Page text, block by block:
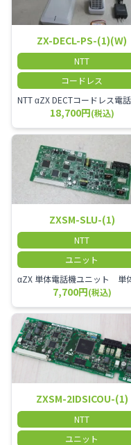
ZX-DECL-PS-(1)(W)
NTT
コードレス
18,700円(税込)
ZXSM-SLU-(1)
NTT
ユニット
7,700円(税込)
ZXSM-2IDSICOU-(1)
NTT
ユニット